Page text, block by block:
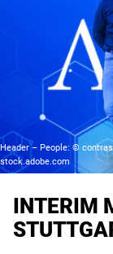
Header – People: ©
stock.adobe.com
INTERIM